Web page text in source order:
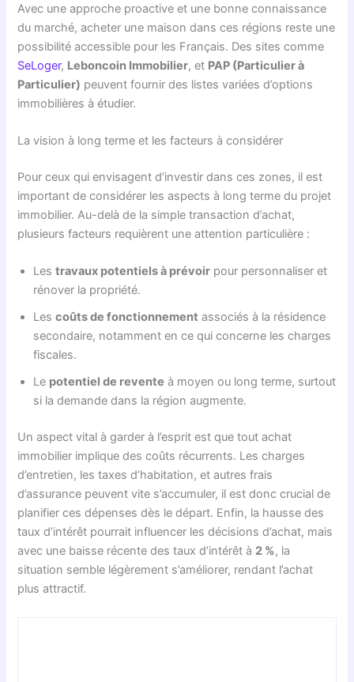
Avec une approche proactive et une bonne connaissance
du marché, acheter une maison dans ces régions reste une
possibilité accessible pour les Français. Des sites comme
SeLoger, Leboncoin Immobilier, et PAP (Particulier à
Particulier) peuvent fournir des listes variées d’options
immobilières à étudier.
La vision à long terme et les facteurs à considérer
Pour ceux qui envisagent d’investir dans ces zones, il est
important de considérer les aspects à long terme du projet
immobilier. Au-delà de la simple transaction d’achat,
plusieurs facteurs requièrent une attention particulière :
Lestravaux potentiels à prévoir pour personnaliser et
rénover la propriété.
Lescoûts de fonctionnement associés à la résidence
secondaire, notamment en ce qui concerne les charges
fiscales.
Le potentiel de revente à moyen ou long terme, surtout
si la demande dans la région augmente.
Un aspect vital à garder à l’esprit est que tout achat
immobilier implique des coûts récurrents. Les charges
d’entretien, les taxes d’habitation, et autres frais
d’assurance peuvent vite s’accumuler, il est donc crucial de
planifier ces dépenses dès le départ. Enfin, la hausse des
taux d’intérêt pourrait influencer les décisions d’achat, mais
avec une baisse récente des taux d’intérêt à 2 %, la
situation semble légèrement s’améliorer, rendant l’achat
plus attractif.